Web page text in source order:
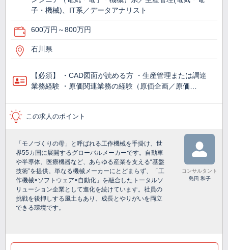
子・機械)、IT系／データアナリスト
600万円～800万円
石川県
【必須】 ・CAD図面が読める方 ・生産管理または調達
業務経験 ・原価関連業務の経験（原価企画／原価…
この求人のポイント
「モノづくりの母」と呼ばれる工作機械を手掛け、世
界55カ国に展開するグローバルメーカーです。自動車
や半導体、医療機器など、あらゆる産業を支える“基盤
技術”を提供。単なる機械メーカーにとどまらず、「工
作機械×ソフトウェア×自動化」を融合したトータルソ
リューション企業として進化を続けています。社員の
挑戦を後押しする風土もあり、成長とやりがいを両立
できる環境です。
コンサルタント
島田 和子